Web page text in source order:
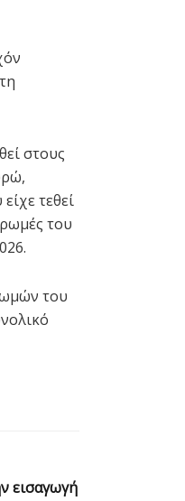
στους
τεθεί
του
του
εισαγωγή